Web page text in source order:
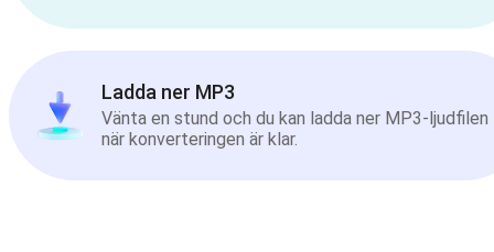
Ladda ner MP3
Vänta en stund och du kan ladda ner MP3-ljudfilen
när konverteringen är klar.